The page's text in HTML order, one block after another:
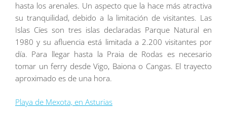
hasta los arenales. Un aspecto que la hace más atractiva
su tranquilidad, debido a la limitación de visitantes. Las
Islas Cíes son tres islas declaradas Parque Natural en
1980 y su afluencia está limitada a 2.200 visitantes por
día. Para llegar hasta la Praia de Rodas es necesario
tomar un ferry desde Vigo, Baiona o Cangas. El trayecto
aproximado es de una hora.
Playa de Mexota, en Asturias